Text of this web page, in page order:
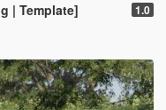
| Template] 1.0